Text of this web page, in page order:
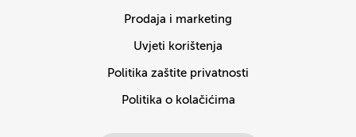
Prodaja i marketing
Uvjeti korištenja
Politika zaštite privatnosti
Politika o kolačićima